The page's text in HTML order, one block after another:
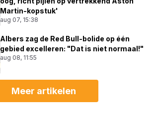
Martin-kopstuk'
aug 07, 15:38
Albers zag de Red Bull-bolide op één
gebied excelleren: "Dat is niet normaal!"
aug 08, 11:55
Meer artikelen